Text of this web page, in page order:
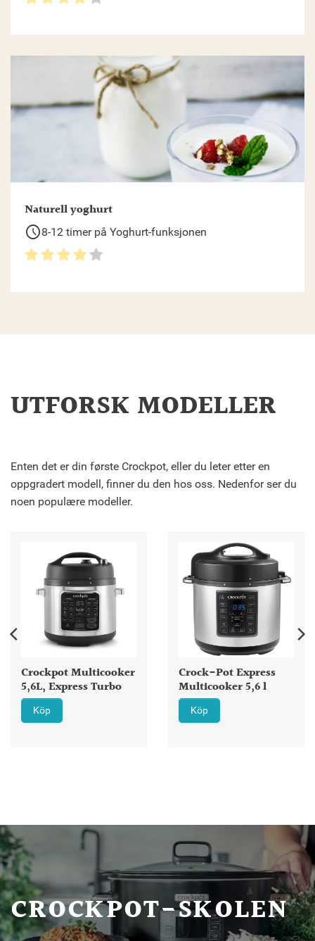
Naturell yoghurt
schedule8-12 timer på Yoghurt-funksjonen
UTFORSK MODELLER
Enten det er din første Crockpot, eller du leter etter en
oppgradert modell, finner du den hos oss. Nedenfor ser du
noen populære modeller.
Crockpot Multicooker
5,6L, Express Turbo
Köp
Crock-Pot Express
Multicooker 5,6 l
Köp
CROCKPOT-SKOLEN